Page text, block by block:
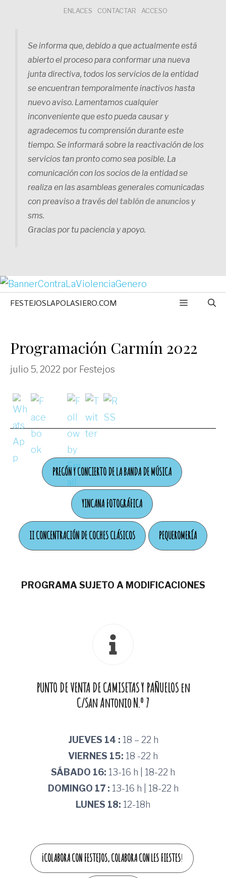
ENLACES CONTACTAR ACCESO
Se informa que, debido a que actualmente está
abierto el proceso para conformar una nueva
junta directiva, todos los servicios de la entidad
se encuentran temporalmente inactivos hasta
nuevo aviso. Lamentamos cualquier
inconveniente que esto pueda causar y
agradecemos tu comprensión durante este
tiempo. Se informará sobre la reactivación de los
servicios tan pronto como sea posible. La
comunicación con los socios de la entidad se
realiza en las asambleas generales comunicadas
con preaviso a través del tablón de anuncios y
sms.
Gracias por tu paciencia y apoyo.
FESTEJOSLAPOLASIERO.COM MENÚ
Programación Carmín 2022
julio 5, 2022 por Festejos
PREGÓN Y CONCIERTO DE LA BANDA DE MÚSICA
YINCANA FOTOGRÁFICA
II CONCENTRACIÓN DE COCHES CLÁSICOS PEQUEROMERÍA
PROGRAMA SUJETO A MODIFICACIONES
PUNTO DE VENTA DE CAMISETAS Y PAÑUELOS en
C/San Antonio N.º 7
JUEVES 14 : 18 – 22 h
VIERNES 15: 18 -22 h
SÁBADO 16: 13-16 h | 18-22 h
DOMINGO 17 : 13-16 h | 18-22 h
LUNES 18: 12-18h
¡COLABORA CON FESTEJOS, COLABORA CON LES FIESTES!